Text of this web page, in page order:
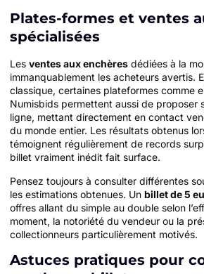
Plates-formes et ventes
spécialisées
Les ventes aux enchères dédiées à la
immanquablement les acheteurs avertis.
classique, certaines plateformes comme
Numisbids permettent aussi de proposer
ligne, mettant directement en contact
du monde entier. Les résultats obtenus
témoignent régulièrement de records
billet vraiment inédit fait surface.
Pensez toujours à consulter différentes
les estimations obtenues. Un billet de 5
offres allant du simple au double selon
moment, la notoriété du vendeur ou la
collectionneurs particulièrement motivés.
Astuces pratiques pour